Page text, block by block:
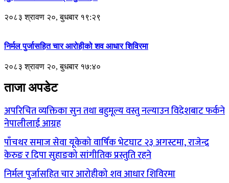
२०८३ श्रावण २०, बुधबार १९:२९
निर्मल पुर्जासहित चार आरोहीको शव आधार शिविरमा
२०८३ श्रावण २०, बुधबार १७:४०
ताजा अपडेट
अपरिचित व्यक्तिका सुन तथा बहुमूल्य वस्तु नल्याउन विदेशबाट फर्कने
नेपालीलाई आग्रह
पाँचथर समाज सेवा यूकेको वार्षिक भेटघाट २३ अगस्टमा, राजेन्द्र
केरुङ र दिपा सुहाङको सांगीतिक प्रस्तुति रहने
निर्मल पुर्जासहित चार आरोहीको शव आधार शिविरमा